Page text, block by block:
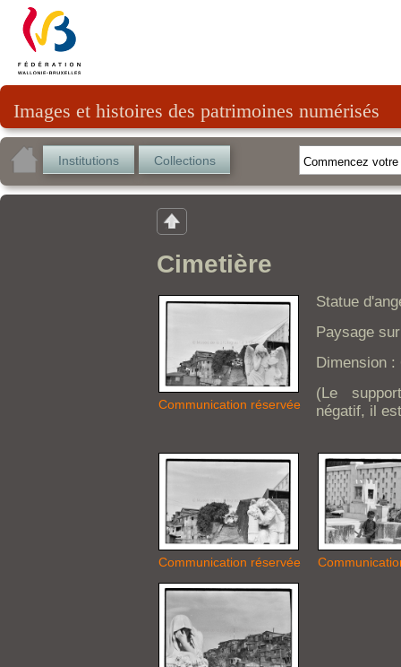
Images et histoires des patrimoines numérisés
Institutions Collections
Cimetière
Communication réservée
Statue
Paysage
Dimension
(Le
négatif, il
Communication réservée